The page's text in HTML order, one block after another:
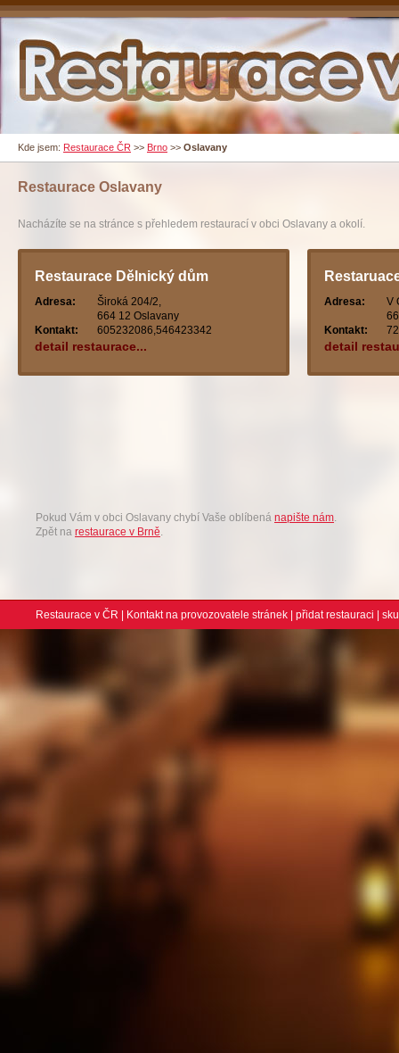
Kde jsem: Restaurace ČR >> Brno >> Oslavany
Restaurace Oslavany
Nacházíte se na stránce s přehledem restaurací v obci Oslavany a okolí.
Restaurace Dělnický dům
Adresa:
Široká 204/2,
664 12 Oslavany
Kontakt:
605232086,546423342
detail restaurace...
Adresa:
V
Kontakt:
detail
Pokud Vám v obci Oslavany chybí Vaše oblíbená napište nám.
Zpět na restaurace v Brně.
Restaurace v ČR Kontakt na provozovatele stránek přidat restauraci |